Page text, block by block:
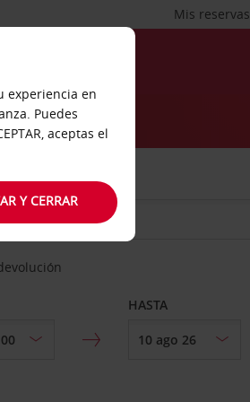
Mis reservas
HASTA
experiencia en
Puedes
aceptas el
Y CERRAR